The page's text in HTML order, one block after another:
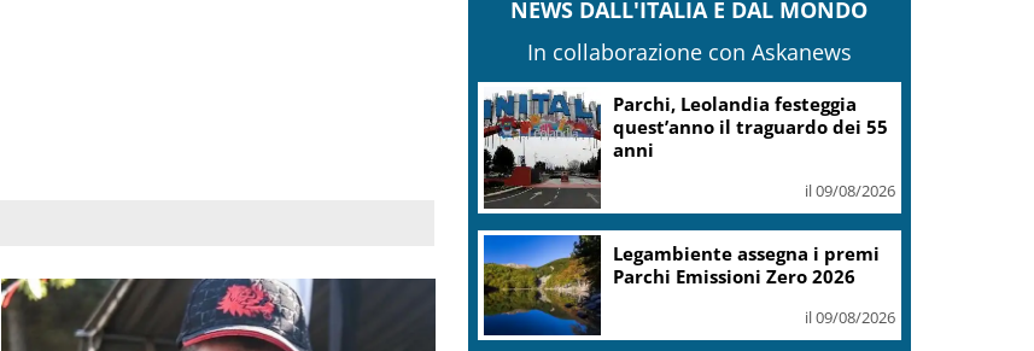
NEWS DALL'ITALIA E DAL MONDO
In collaborazione con Askanews
Campania, Allerta gialla per temporali
improvvisi su tutta Regione
Canottaggio, Alizee Ribolzi
campione del mondo U19 nel
singolo
il 09/08/2026